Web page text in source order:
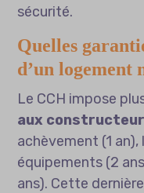
sécurité.
Quelles
d’un logement
Le CCH impose
aux
achèvement (1
équipements (2
ans). Cette